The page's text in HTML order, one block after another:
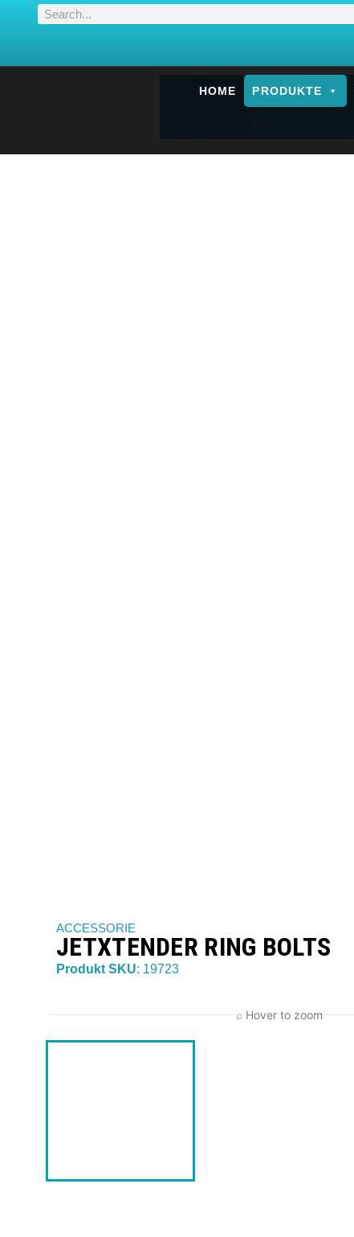
HOME PRODUKTE
ACCESSORIE
JETXTENDER RING BOLTS
Produkt SKU: 19723
⌕ Hover to zoom